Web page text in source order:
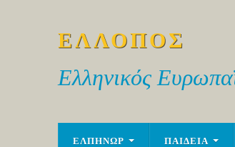
ΕΛΛΟΠΟΣ
Ελληνικός
ΕΛΠΗΝΩΡ ΠΑΙΔΕΙΑ